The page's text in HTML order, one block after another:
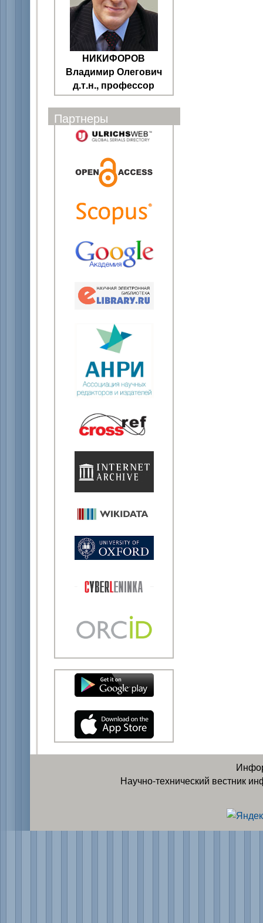
НИКИФОРОВ
Владимир Олегович
д.т.н., профессор
Партнеры
Научно-технический вестник